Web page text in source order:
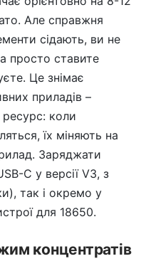
Але справжня
сідають, ви не
просто ставите
Це знімає
приладів –
коли
їх міняють на
Заряджати
C у версії V3, з
так і окремо у
для 18650.
концентратів